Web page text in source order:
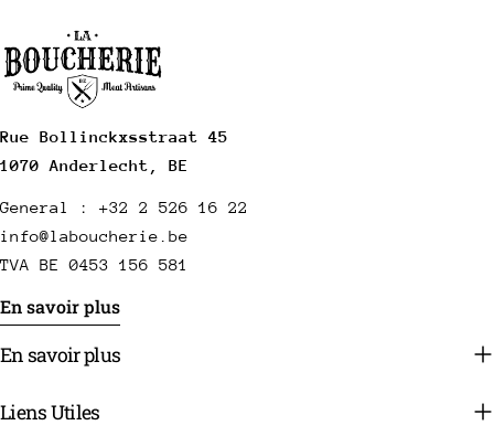
Rue Bollinckxsstraat 45
1070 Anderlecht, BE
General : +32 2 526 16 22
info@laboucherie.be
TVA BE 0453 156 581
En savoir plus
En savoir plus
Liens Utiles